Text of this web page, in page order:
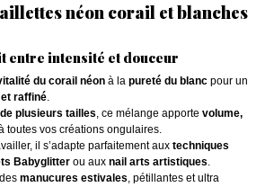
néon corail et blanches
entre intensité et douceur
du corail néon à la pureté du blanc pour un
raffiné.
plusieurs tailles, ce mélange apporte volume,
toutes vos créations ongulaires.
il s’adapte parfaitement aux techniques
Babyglitter ou aux nail arts artistiques.
manucures estivales, pétillantes et ultra